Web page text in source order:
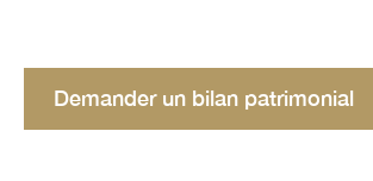
Demander un bilan patrimonial